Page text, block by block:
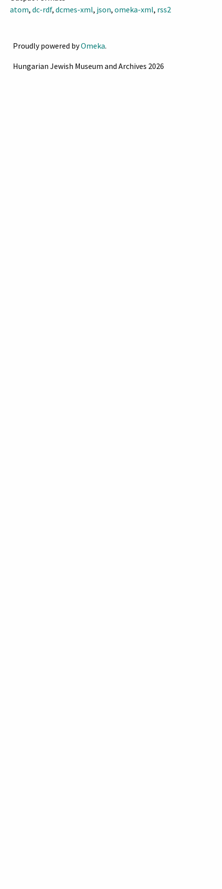
hitközség jótékony Szent
haláltól"
ívekkel határolt palmetta,
atom, dc-rdf, dcmes-xml, json, omeka-xml, rss2
Proudly powered byOmeka.
Hungarian Jewish Museum and Archives 2026